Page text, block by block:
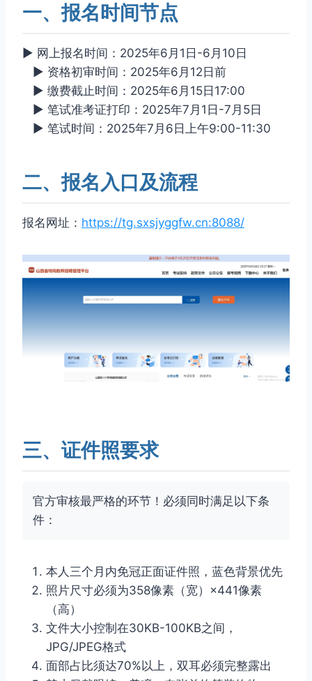
一、报名时间节点
▶ 网上报名时间：2025年6月1日-6月10日
▶ 资格初审时间：2025年6月12日前
▶ 缴费截止时间：2025年6月15日17:00
▶ 笔试准考证打印：2025年7月1日-7月5日
▶ 笔试时间：2025年7月6日上午9:00-11:30
二、报名入口及流程
报名网址： https://tg.sxsjyggfw.cn:8088/
三、证件照要求
官方审核最严格的环节！必须同时满足以下条
件：
本人三个月内免冠正面证件照，蓝色背景优先
照片尺寸必须为358像素（宽）×441像素
（高）
文件大小控制在30KB-100KB之间，
JPG/JPEG格式
面部占比须达70%以上，双耳必须完整露出